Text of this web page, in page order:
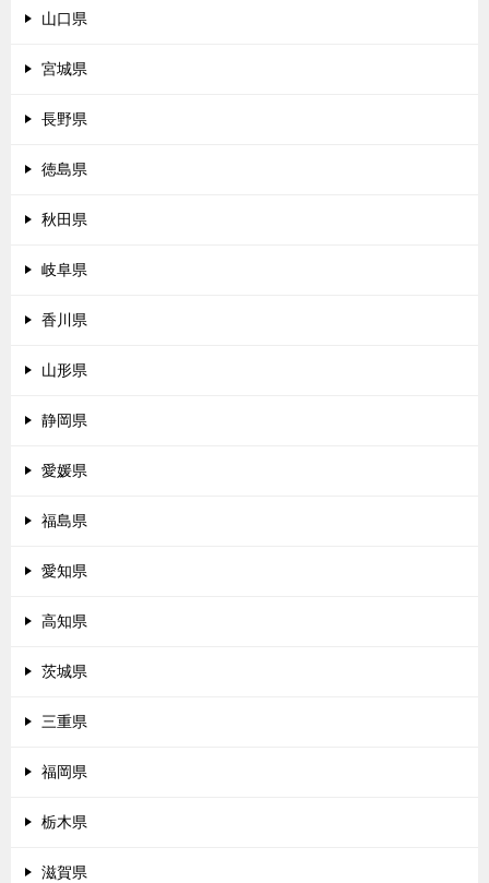
山口県
宮城県
長野県
徳島県
秋田県
岐阜県
香川県
山形県
静岡県
愛媛県
福島県
愛知県
高知県
茨城県
三重県
福岡県
栃木県
滋賀県